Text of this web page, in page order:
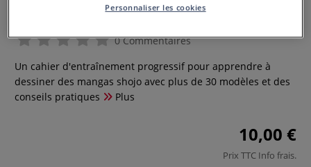
Challenge dessin Kawaii
0 Commentaires
Un cahier d'entraînement progressif pour apprendre à
dessiner des mangas shojo avec plus de 30 modèles et des
conseils pratiques
Plus
10,00 €
Prix TTC Info frais.
Personnaliser les cookies